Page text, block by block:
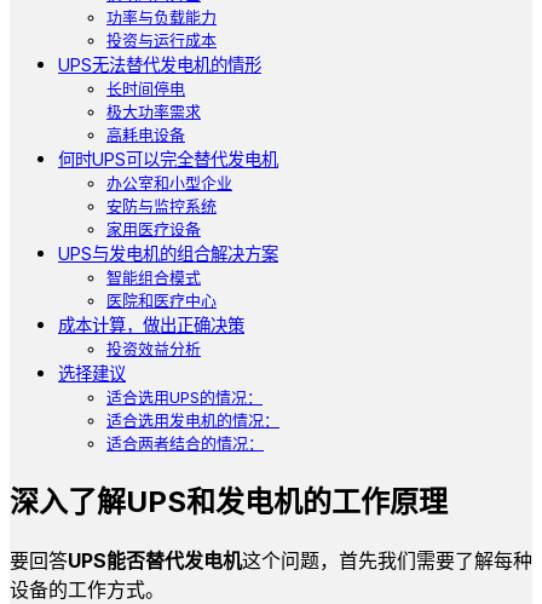
功率与负载能力
投资与运行成本
UPS无法替代发电机的情形
长时间停电
极大功率需求
高耗电设备
何时UPS可以完全替代发电机
办公室和小型企业
安防与监控系统
家用医疗设备
UPS与发电机的组合解决方案
智能组合模式
医院和医疗中心
成本计算，做出正确决策
投资效益分析
选择建议
适合选用UPS的情况：
适合选用发电机的情况：
适合两者结合的情况：
深入了解UPS和发电机的工作原理
要回答UPS能否替代发电机这个问题，首先我们需要了解每种
设备的工作方式。